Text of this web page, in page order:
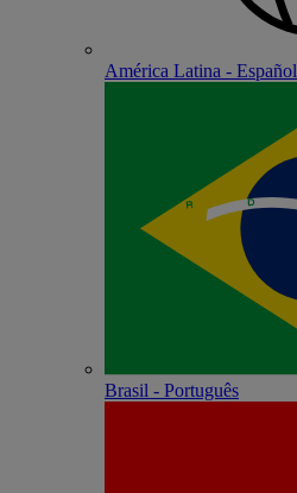
América Latina - Español
Brasil - Português